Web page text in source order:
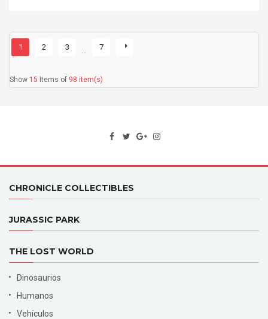
1 2 3 7
Show 15 Items of 98 item(s)
CHRONICLE COLLECTIBLES
JURASSIC PARK
THE LOST WORLD
Dinosaurios
Humanos
Vehículos